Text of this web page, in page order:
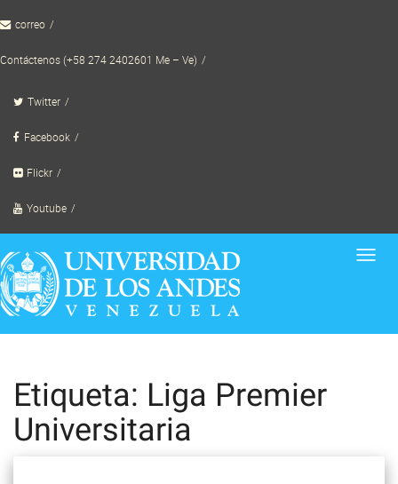
to correo
Contáctenos (+58 274 2402601 Me – Ve)
Twitter
Facebook
Flickr
Youtube
Etiqueta: Liga Premier
Universitaria